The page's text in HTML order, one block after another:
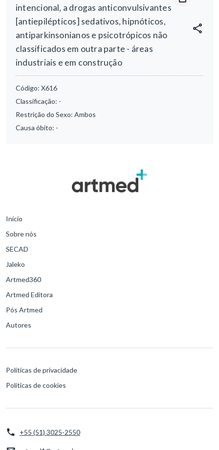
intencional, a drogas anticonvulsivantes
[antiepilépticos] sedativos, hipnóticos,
antiparkinsonianos e psicotrópicos não
classificados em outra parte - áreas
industriais e em construção
Código: X616
Classificação: -
Restrição do Sexo: Ambos
Causa óbito: -
Início
Sobre nós
SECAD
Jaleko
Artmed360
Artmed Editora
Pós Artmed
Autores
Políticas de privacidade
Políticas de cookies
+55 (51) 3025-2550